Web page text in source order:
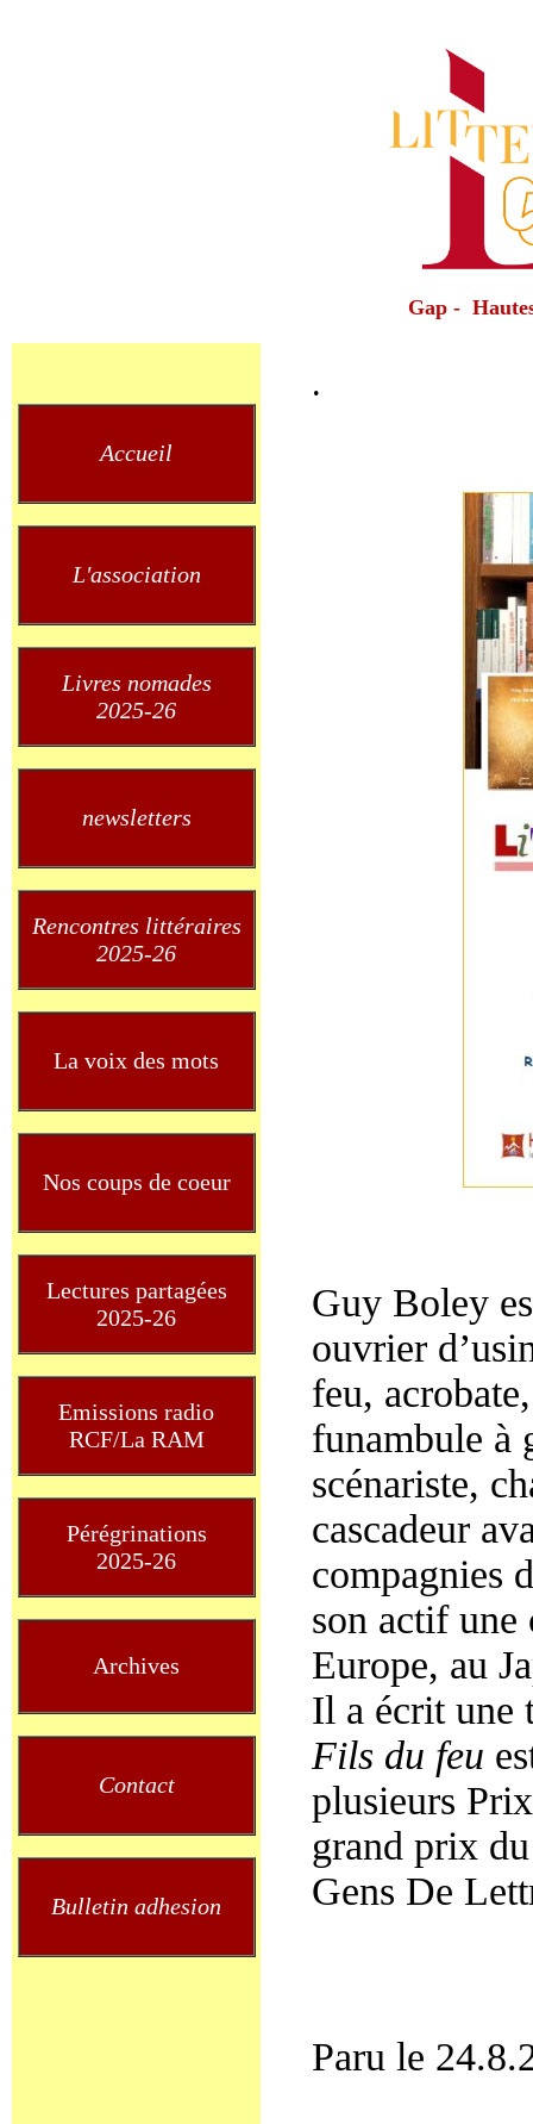
Gap -
Accueil
L'association
Livres nomades
2025-26
newsletters
Rencontres littéraires
2025-26
La voix des mots
Nos coups de coeur
Lectures partagées
2025-26
Emissions radio
RCF/La RAM
Pérégrinations
2025-26
Archives
Contact
Bulletin adhesion
.
Guy Boley
ouvrier
feu,
funambule à
scénariste,
cascadeur
compagnies
son actif une
Europe, au
Il a écrit une
Fils du feu
plusieurs
grand prix
Gens De
Paru le